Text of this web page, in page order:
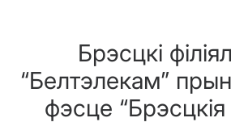
Брэсцкі
“Белтэлекам”
фэсце